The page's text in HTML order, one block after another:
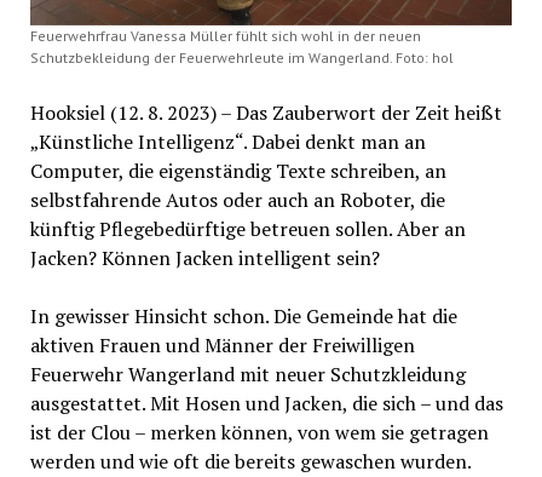
Feuerwehrfrau Vanessa Müller fühlt sich wohl in der neuen
Schutzbekleidung der Feuerwehrleute im Wangerland. Foto: hol
Hooksiel (12. 8. 2023) – Das Zauberwort der Zeit heißt
„Künstliche Intelligenz“. Dabei denkt man an
Computer, die eigenständig Texte schreiben, an
selbstfahrende Autos oder auch an Roboter, die
künftig Pflegebedürftige betreuen sollen. Aber an
Jacken? Können Jacken intelligent sein?
In gewisser Hinsicht schon. Die Gemeinde hat die
aktiven Frauen und Männer der Freiwilligen
Feuerwehr Wangerland mit neuer Schutzkleidung
ausgestattet. Mit Hosen und Jacken, die sich – und das
ist der Clou – merken können, von wem sie getragen
werden und wie oft die bereits gewaschen wurden.